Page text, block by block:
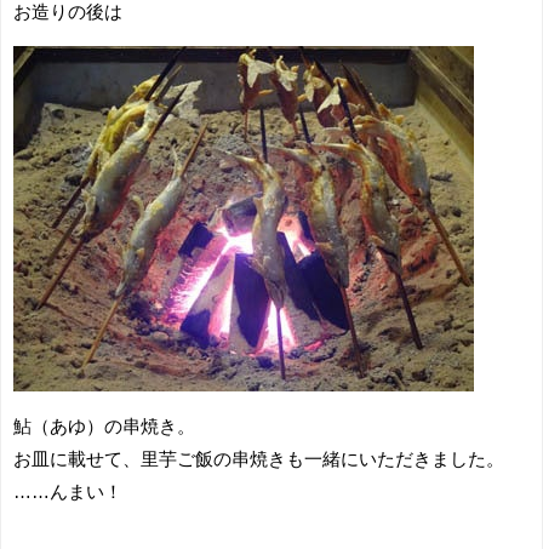
お造りの後は
鮎（あゆ）の串焼き。
お皿に載せて、里芋ご飯の串焼きも一緒にいただきました。
……んまい！